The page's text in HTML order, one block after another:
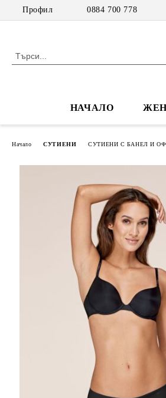
Профил 0884 700 778
НАЧАЛО
Начало СУТИЕНИ СУТИЕНИ С БАНЕЛ И